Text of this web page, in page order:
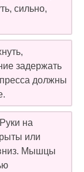
сильно,
задержать
должны
на
или
Мышцы